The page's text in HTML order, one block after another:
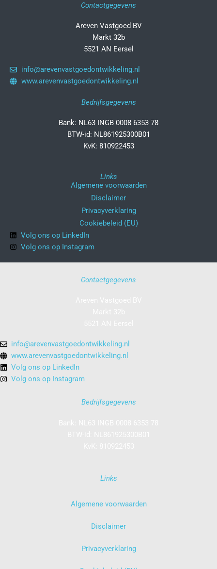
Contactgegevens
Areven Vastgoed BV
Markt 32b
5521 AN Eersel
info@arevenvastgoedontwikkeling.nl
www.arevenvastgoedontwikkeling.nl
Bedrijfsgegevens
Bank: NL63 INGB 0008 6353 78
BTW-id: NL861925300B01
KvK: 810922453
Links
Algemene voorwaarden
Disclaimer
Privacyverklaring
Cookiebeleid (EU)
Volg ons op LinkedIn
Volg ons op Instagram
Contactgegevens
info@arevenvastgoedontwikkeling.nl
www.arevenvastgoedontwikkeling.nl
Volg ons op LinkedIn
Volg ons op Instagram
Bedrijfsgegevens
Links
Algemene voorwaarden
Disclaimer
Privacyverklaring